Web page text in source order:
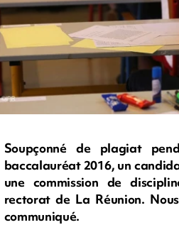
Soupçonné de plagiat
baccalauréat 2016, un
une commission de
rectorat de La Réunion.
communiqué.